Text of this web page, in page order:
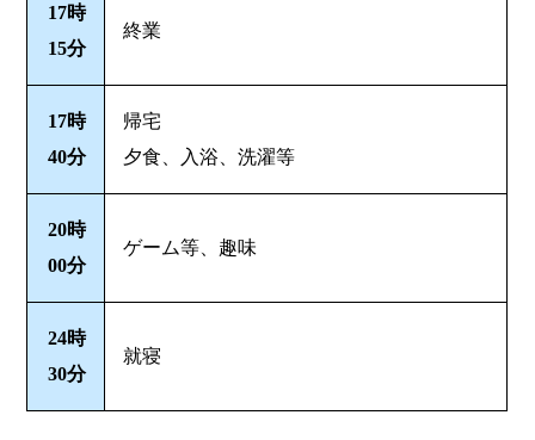
17時
15分
終業
17時
40分
帰宅
夕食、入浴、洗濯等
20時
00分
ゲーム等、趣味
24時
30分
就寝